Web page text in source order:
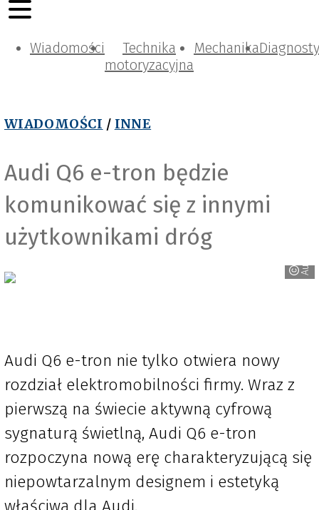
Wiadomości
Technika
motoryzacyjna
Mechanika
WIADOMOŚCI / INNE
Audi Q6 e-tron będzie
komunikować się z innymi
użytkownikami dróg
Audi
Audi Q6 e-tron nie tylko otwiera nowy
rozdział elektromobilności firmy. Wraz z
pierwszą na świecie aktywną cyfrową
sygnaturą świetlną, Audi Q6 e-tron
rozpoczyna nową erę charakteryzującą się
niepowtarzalnym designem i estetyką
właściwą dla Audi.